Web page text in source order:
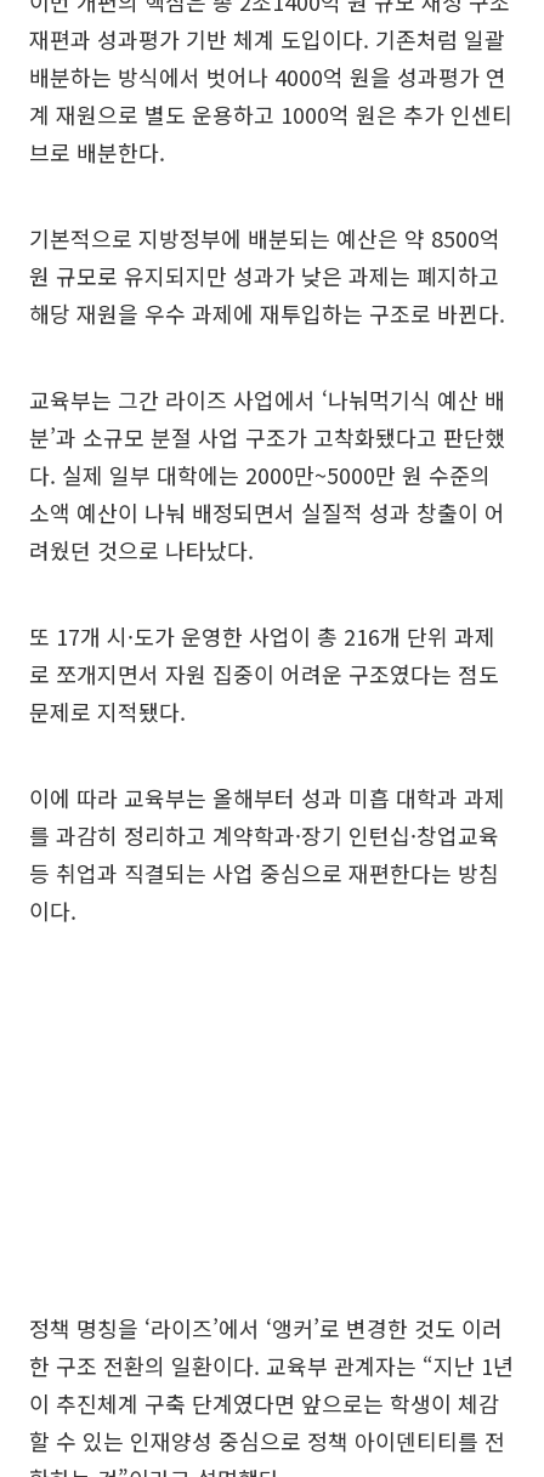
재편과 성과평가 기반 체계 도입이다. 기존처럼 일괄
배분하는 방식에서 벗어나 4000억 원을 성과평가 연
계 재원으로 별도 운용하고 1000억 원은 추가 인센티
브로 배분한다.
기본적으로 지방정부에 배분되는 예산은 약 8500억
원 규모로 유지되지만 성과가 낮은 과제는 폐지하고
해당 재원을 우수 과제에 재투입하는 구조로 바뀐다.
교육부는 그간 라이즈 사업에서 ‘나눠먹기식 예산 배
분’과 소규모 분절 사업 구조가 고착화됐다고 판단했
다. 실제 일부 대학에는 2000만~5000만 원 수준의
소액 예산이 나눠 배정되면서 실질적 성과 창출이 어
려웠던 것으로 나타났다.
또 17개 시·도가 운영한 사업이 총 216개 단위 과제
로 쪼개지면서 자원 집중이 어려운 구조였다는 점도
문제로 지적됐다.
이에 따라 교육부는 올해부터 성과 미흡 대학과 과제
를 과감히 정리하고 계약학과·장기 인턴십·창업교육
등 취업과 직결되는 사업 중심으로 재편한다는 방침
이다.
정책 명칭을 ‘라이즈’에서 ‘앵커’로 변경한 것도 이러
한 구조 전환의 일환이다. 교육부 관계자는 “지난 1년
이 추진체계 구축 단계였다면 앞으로는 학생이 체감
할 수 있는 인재양성 중심으로 정책 아이덴티티를 전